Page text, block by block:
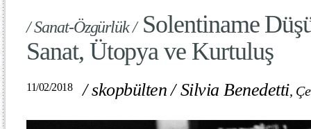
/ Sanat-Özgürlük /Solentiname
Sanat, Ütopya ve Kurtuluş
11/02/2018 /skopbülten /Silvia Benedetti,